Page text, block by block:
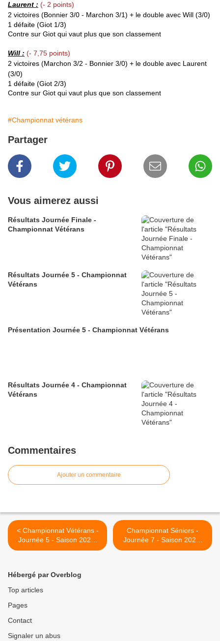
Laurent : (- 2 points)
2 victoires (Bonnier 3/0 - Marchon 3/1) + le double avec Will (3/0)
1 défaite (Giot 1/3)
Contre sur Giot qui vaut plus que son classement
Will : (- 7,75 points)
2 victoires (Marchon 3/2 - Bonnier 3/0) + le double avec Laurent
(3/0)
1 défaite (Giot 2/3)
Contre sur Giot qui vaut plus que son classement
#Championnat vétérans
Partager
Vous aimerez aussi
Résultats Journée Finale -
Championnat Vétérans
Résultats Journée 5 - Championnat
Vétérans
Présentation Journée 5 - Championnat Vétérans
Résultats Journée 4 - Championnat
Vétérans
Commentaires
Ajouter un commentaire
< Championnat Vétérans -
Journée 5 - Saison 2022-
2023
Championnat Séniors -
Journée 7 - Saison 2022-
2023 >
Hébergé par Overblog
Top articles
Pages
Contact
Signaler un abus